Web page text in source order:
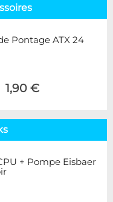
Pontage ATX 24
1,90 €
+ Pompe Eisbaer